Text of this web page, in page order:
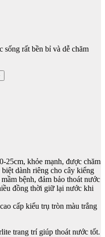
sống rất bền bỉ và dễ chăm
25cm, khỏe mạnh, được chăm
dành riêng cho cây kiểng
bệnh, đảm bảo thoát nước
đồng thời giữ lại nước khi
cấp kiểu trụ tròn màu trắng
trang trí giúp thoát nước tốt.